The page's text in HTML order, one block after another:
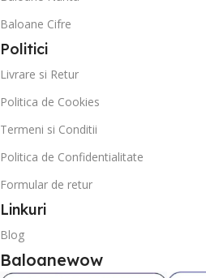
Baloane Cifre
Politici
Livrare si Retur
Politica de Cookies
Termeni si Conditii
Politica de Confidentialitate
Formular de retur
Linkuri
Blog
Baloanewow